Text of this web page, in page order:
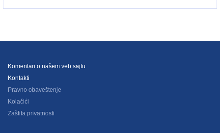
Komentari o našem veb sajtu
Kontakti
Pravno obaveštenje
Kolačići
Zaštita privatnosti